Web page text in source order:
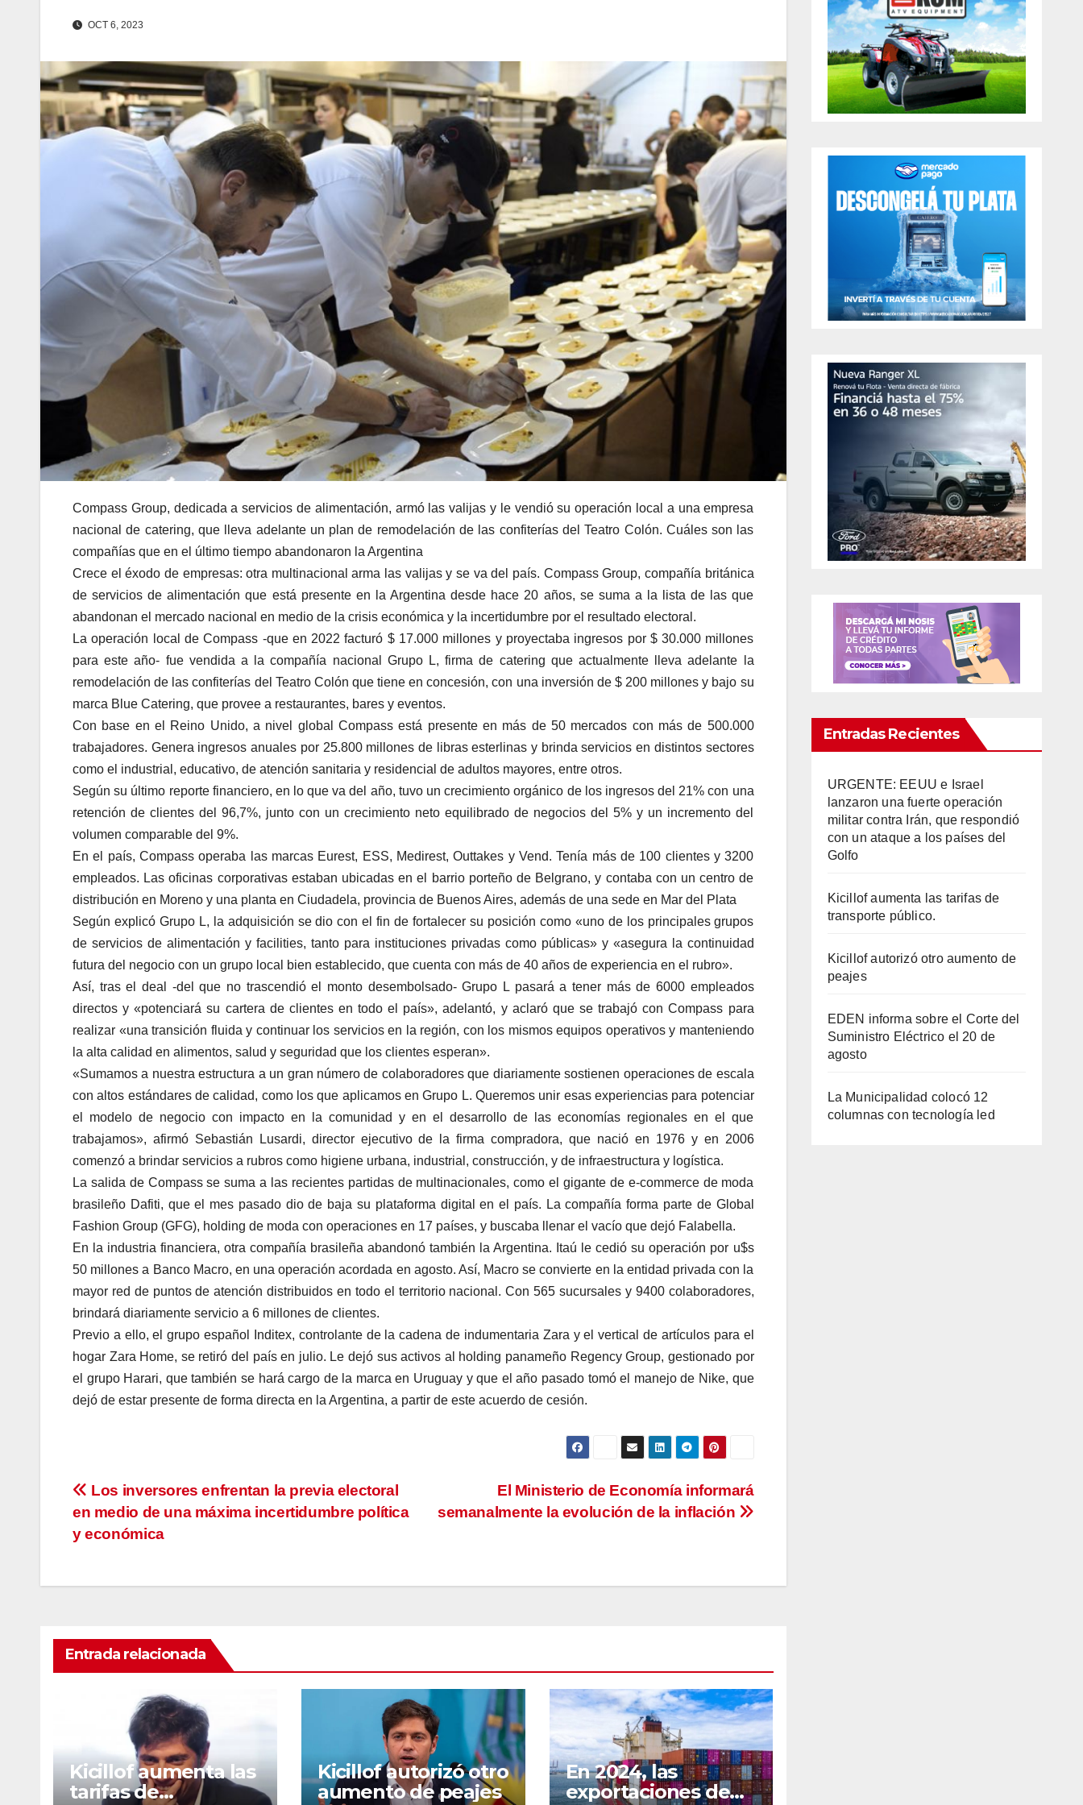
OCT 6, 2023
Compass Group, dedicada a servicios de alimentación, armó las valijas y le vendió su operación local a una empresa
nacional de catering, que lleva adelante un plan de remodelación de las confiterías del Teatro Colón. Cuáles son las
compañías que en el último tiempo abandonaron la Argentina
Crece el éxodo de empresas: otra multinacional arma las valijas y se va del país. Compass Group, compañía británica
de servicios de alimentación que está presente en la Argentina desde hace 20 años, se suma a la lista de las que
abandonan el mercado nacional en medio de la crisis económica y la incertidumbre por el resultado electoral.
La operación local de Compass -que en 2022 facturó $ 17.000 millones y proyectaba ingresos por $ 30.000 millones
para este año- fue vendida a la compañía nacional Grupo L, firma de catering que actualmente lleva adelante la
remodelación de las confiterías del Teatro Colón que tiene en concesión, con una inversión de $ 200 millones y bajo su
marca Blue Catering, que provee a restaurantes, bares y eventos.
Con base en el Reino Unido, a nivel global Compass está presente en más de 50 mercados con más de 500.000
trabajadores. Genera ingresos anuales por 25.800 millones de libras esterlinas y brinda servicios en distintos sectores
como el industrial, educativo, de atención sanitaria y residencial de adultos mayores, entre otros.
Según su último reporte financiero, en lo que va del año, tuvo un crecimiento orgánico de los ingresos del 21% con una
retención de clientes del 96,7%, junto con un crecimiento neto equilibrado de negocios del 5% y un incremento del
volumen comparable del 9%.
En el país, Compass operaba las marcas Eurest, ESS, Medirest, Outtakes y Vend. Tenía más de 100 clientes y 3200
empleados. Las oficinas corporativas estaban ubicadas en el barrio porteño de Belgrano, y contaba con un centro de
distribución en Moreno y una planta en Ciudadela, provincia de Buenos Aires, además de una sede en Mar del Plata
Según explicó Grupo L, la adquisición se dio con el fin de fortalecer su posición como «uno de los principales grupos
de servicios de alimentación y facilities, tanto para instituciones privadas como públicas» y «asegura la continuidad
futura del negocio con un grupo local bien establecido, que cuenta con más de 40 años de experiencia en el rubro».
Así, tras el deal -del que no trascendió el monto desembolsado- Grupo L pasará a tener más de 6000 empleados
directos y «potenciará su cartera de clientes en todo el país», adelantó, y aclaró que se trabajó con Compass para
realizar «una transición fluida y continuar los servicios en la región, con los mismos equipos operativos y manteniendo
la alta calidad en alimentos, salud y seguridad que los clientes esperan».
«Sumamos a nuestra estructura a un gran número de colaboradores que diariamente sostienen operaciones de escala
con altos estándares de calidad, como los que aplicamos en Grupo L. Queremos unir esas experiencias para potenciar
el modelo de negocio con impacto en la comunidad y en el desarrollo de las economías regionales en el que
trabajamos», afirmó Sebastián Lusardi, director ejecutivo de la firma compradora, que nació en 1976 y en 2006
comenzó a brindar servicios a rubros como higiene urbana, industrial, construcción, y de infraestructura y logística.
La salida de Compass se suma a las recientes partidas de multinacionales, como el gigante de e-commerce de moda
brasileño Dafiti, que el mes pasado dio de baja su plataforma digital en el país. La compañía forma parte de Global
Fashion Group (GFG), holding de moda con operaciones en 17 países, y buscaba llenar el vacío que dejó Falabella.
En la industria financiera, otra compañía brasileña abandonó también la Argentina. Itaú le cedió su operación por u$s
50 millones a Banco Macro, en una operación acordada en agosto. Así, Macro se convierte en la entidad privada con la
mayor red de puntos de atención distribuidos en todo el territorio nacional. Con 565 sucursales y 9400 colaboradores,
brindará diariamente servicio a 6 millones de clientes.
Previo a ello, el grupo español Inditex, controlante de la cadena de indumentaria Zara y el vertical de artículos para el
hogar Zara Home, se retiró del país en julio. Le dejó sus activos al holding panameño Regency Group, gestionado por
el grupo Harari, que también se hará cargo de la marca en Uruguay y que el año pasado tomó el manejo de Nike, que
dejó de estar presente de forma directa en la Argentina, a partir de este acuerdo de cesión.
Navegación
de
El Ministerio de Economía informará
semanalmente la evolución de la inflación
Los inversores enfrentan la previa electoral
en medio de una máxima incertidumbre política
y económica
Entrada relacionada
Kicillof aumenta las
tarifas de
Kicillof autorizó otro
aumento de peajes
En 2024, las
exportaciones de
Entradas Recientes
URGENTE: EEUU e Israel
lanzaron una fuerte operación
militar contra Irán, que respondió
con un ataque a los países del
Golfo
Kicillof aumenta las tarifas de
transporte público.
Kicillof autorizó otro aumento de
peajes
EDEN informa sobre el Corte del
Suministro Eléctrico el 20 de
agosto
La Municipalidad colocó 12
columnas con tecnología led